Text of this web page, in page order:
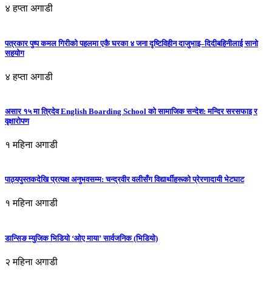
४ हप्ता अगाडी
पत्रकार पुष्प कमल गिरीको पहलमा एकै घरका ४ जना दृष्टिविहीन दाजुभाइ–दिदीबहिनीलाई सानो
सहयोग
४ हप्ता अगाडी
असार १५ मा त्रिदेव English Boarding School को सामाजिक सन्देश: मन्दिर सरसफाइ र
वृक्षारोपण
१ महिना अगाडी
पाठ्यपुस्तकदेखि प्रत्यक्ष अनुभवसम्म: चन्द्रवीर वलीसँग विद्यार्थीहरूको प्रेरणादायी भेटघाट
१ महिना अगाडी
डान्सिङ म्युजिक भिडियो ‘ओए माया’ सार्वजनिक (भिडियो)
२ महिना अगाडी